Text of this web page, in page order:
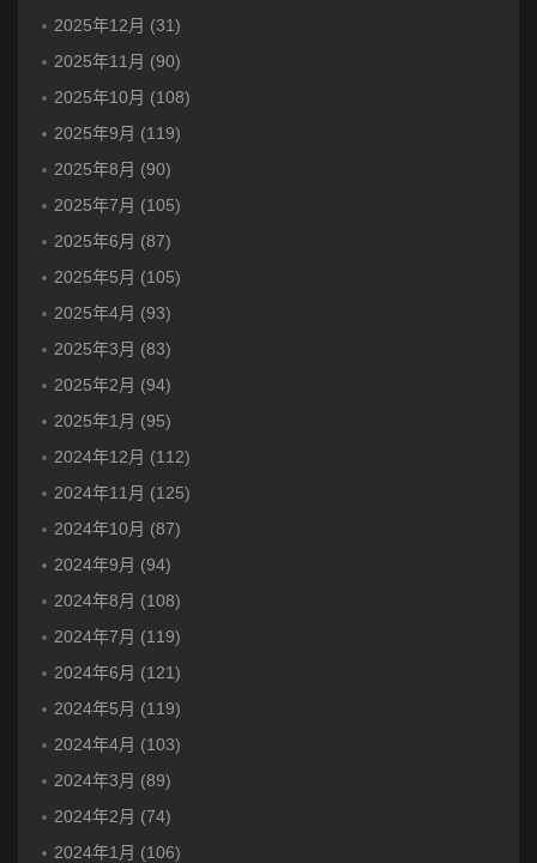
2025年12月 (31)
2025年11月 (90)
2025年10月 (108)
2025年9月 (119)
2025年8月 (90)
2025年7月 (105)
2025年6月 (87)
2025年5月 (105)
2025年4月 (93)
2025年3月 (83)
2025年2月 (94)
2025年1月 (95)
2024年12月 (112)
2024年11月 (125)
2024年10月 (87)
2024年9月 (94)
2024年8月 (108)
2024年7月 (119)
2024年6月 (121)
2024年5月 (119)
2024年4月 (103)
2024年3月 (89)
2024年2月 (74)
2024年1月 (106)